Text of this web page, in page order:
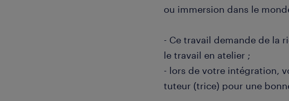
ou immersion dans le
- Ce travail demande de la
le travail en atelier ;
- lors de votre intégration,
tuteur (trice) pour une